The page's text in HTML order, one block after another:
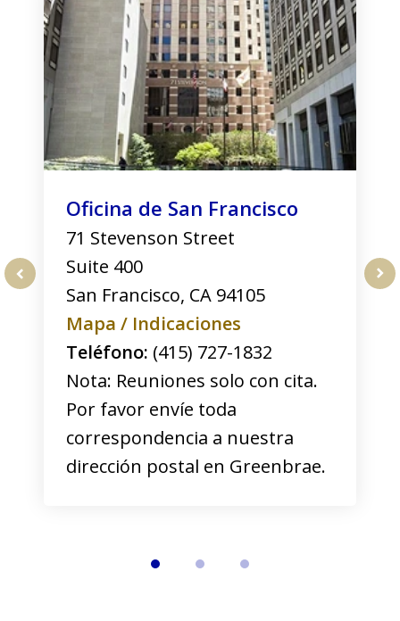
Oficina de San Francisco
71 Stevenson Street
Suite 400
San Francisco, CA 94105
Mapa / Indicaciones
Teléfono: (415) 727-1832
Nota: Reuniones solo con cita.
Por favor envíe toda
correspondencia a nuestra
dirección postal en Greenbrae.